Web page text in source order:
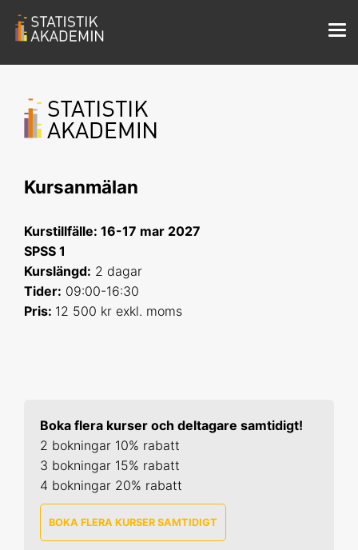
Kursanmälan
Kurstillfälle: 16-17 mar 2027
SPSS 1
Kurslängd: 2 dagar
Tider: 09:00-16:30
Pris: 12 500 kr exkl. moms
Boka flera kurser och deltagare samtidigt!
2 bokningar 10% rabatt
3 bokningar 15% rabatt
4 bokningar 20% rabatt
BOKA FLERA KURSER SAMTIDIGT